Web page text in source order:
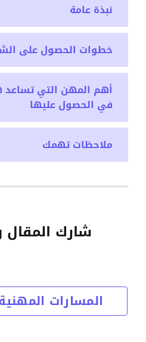
نبذة عامة
خطوات الحصول على
أهم المهن التي
في الحصول عليها
ملاحظات تهمك
شارك المقال
المسارات